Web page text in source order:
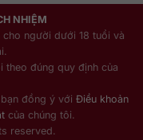
NHIỆM
cho người dưới 18 tuổi và
theo đúng quy định của
, bạn đồng ý với Điều khoản
của chúng tôi.
reserved.